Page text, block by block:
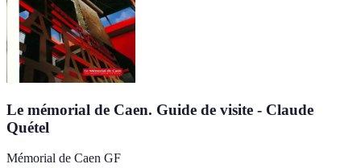
Le mémorial de Caen. Guide de visite - Claude
Quétel
Mémorial de Caen GF